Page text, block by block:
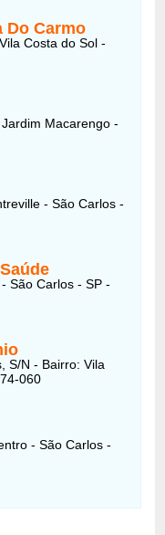
Do Carmo
Costa do Sol -
Macarengo -
- São Carlos -
São Carlos - SP -
S/N - Bairro: Vila
060
- São Carlos -